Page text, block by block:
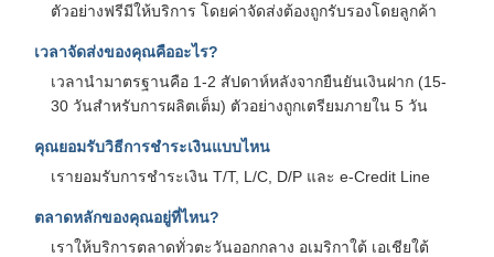
ตัวอย่างฟรีมีให้บริการ โดยค่าจัดส่งต้องถูกรับรองโดยลูกค้า
เวลาจัดส่งของคุณคืออะไร?
เวลานํามาตรฐานคือ 1-2 สัปดาห์หลังจากยืนยันเงินฝาก (15-
30 วันสําหรับการผลิตเต็ม) ตัวอย่างถูกเตรียมภายใน 5 วัน
คุณยอมรับวิธีการชําระเงินแบบไหน
เรายอมรับการชําระเงิน T/T, L/C, D/P และ e-Credit Line
ตลาดหลักของคุณอยู่ที่ไหน?
เราให้บริการตลาดทั่วตะวันออกกลาง อเมริกาใต้ เอเชียใต้